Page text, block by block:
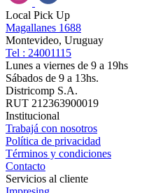
Local Pick Up
Magallanes 1688
Montevideo, Uruguay
Tel : 24001115
Lunes a viernes de 9 a 19hs
Sábados de 9 a 13hs.
Districomp S.A.
RUT 212363900019
Institucional
Trabajá con nosotros
Política de privacidad
Términos y condiciones
Contacto
Servicios al cliente